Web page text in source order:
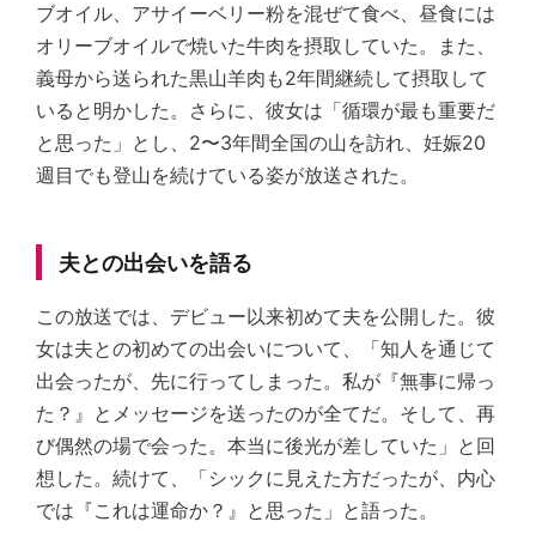
ブオイル、アサイーベリー粉を混ぜて食べ、昼食には
オリーブオイルで焼いた牛肉を摂取していた。また、
義母から送られた黒山羊肉も2年間継続して摂取して
いると明かした。さらに、彼女は「循環が最も重要だ
と思った」とし、2〜3年間全国の山を訪れ、妊娠20
週目でも登山を続けている姿が放送された。
夫との出会いを語る
この放送では、デビュー以来初めて夫を公開した。彼
女は夫との初めての出会いについて、「知人を通じて
出会ったが、先に行ってしまった。私が『無事に帰っ
た？』とメッセージを送ったのが全てだ。そして、再
び偶然の場で会った。本当に後光が差していた」と回
想した。続けて、「シックに見えた方だったが、内心
では『これは運命か？』と思った」と語った。